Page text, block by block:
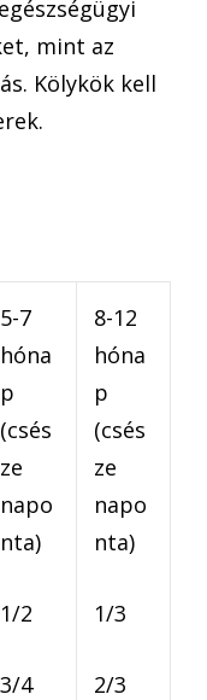
mint az
Kölykök kell
5-7
hóna
p
(csés
ze
napo
nta)
8-12
hóna
p
(csés
ze
napo
nta)
1/2 1/3
3/4 2/3